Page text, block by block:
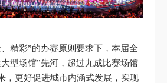
精彩”的办赛原则要求下，本届全
型场馆”先河，超过九成比赛场馆
，更好促进城市内涵式发展，实现